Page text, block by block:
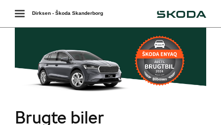
Toggle
navigation
Dirksen - Škoda Skanderborg
Brugte biler